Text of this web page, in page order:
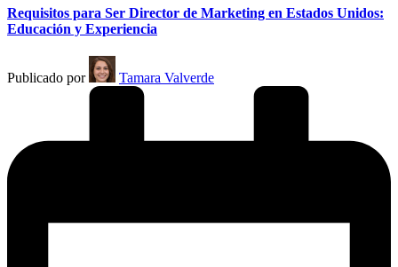
Requisitos para Ser Director de Marketing en Estados Unidos:
Educación y Experiencia
Publicado por Tamara Valverde